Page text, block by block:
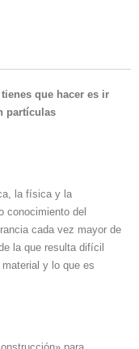
que hacer es ir
partículas
la física y la
conocimiento del
cada vez mayor de
la que resulta difícil
y lo que es